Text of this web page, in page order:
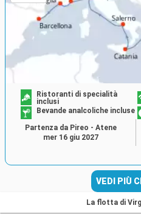
Ristoranti di specialità
inclusi
Bevande analcoliche incluse
Partenza da Pireo - Atene
mer 16 giu 2027
VEDI PIÙ
La flotta di